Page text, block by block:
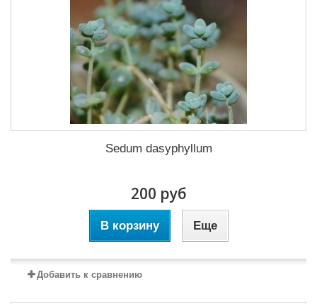
Sedum dasyphyllum
200 руб
В корзину Еще
Добавить к сравнению